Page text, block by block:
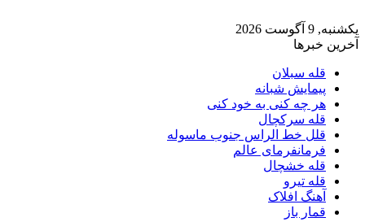
یکشنبه, 9 آگوست 2026
آخرین خبرها
قله سبلان
پیمایش شبانه
هر چه کنی به خود کنی
قله سرکچال
قلل خط الراس جنوب ماسوله
فرمانفرمای عالم
قله خشچال
قله تیرو
آهنگ افلاک
قمار باز